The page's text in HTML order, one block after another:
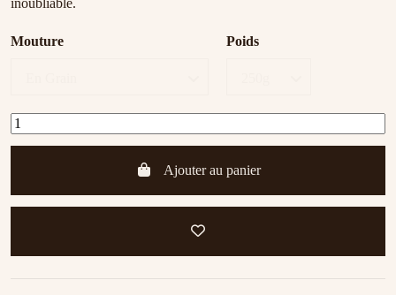
inoubliable.
Mouture Poids
Ajouter au panier